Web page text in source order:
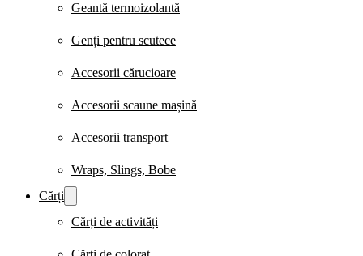
Geantă termoizolantă
Genți pentru scutece
Accesorii cărucioare
Accesorii scaune mașină
Accesorii transport
Wraps, Slings, Bobe
Cărți
Cărți de activități